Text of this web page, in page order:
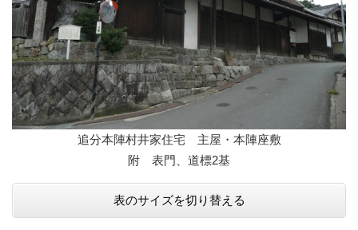
追分本陣村井家住宅 主屋・本陣座敷
附 表門、道標2基
表のサイズを切り替える